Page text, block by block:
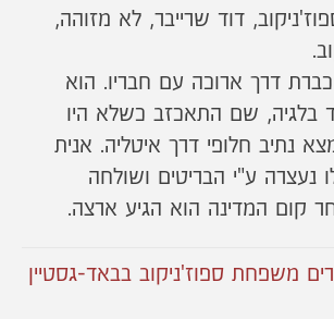
דוד שרייבר, לא מזוהה,
דרך ארוכה עם חבריו. הוא
בלגיה, שם התאכזב כשלא היו
נתיב חלופי דרך איטליה. אנית
נעצרה ע"י הבריטים ושולחה
קום המדינה הוא הגיע ארצה.
משפחת ספוז'ניקוב בבאד-גסטיין